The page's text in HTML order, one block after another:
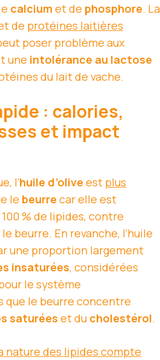
calcium et de phosphore. La
de protéines laitières
poser problème aux
une intolérance au lactose
du lait de vache.
: calories,
et impact
l’huile d’olive est plus
le beurre car elle est
% de lipides, contre
beurre. En revanche, l’huile
une proportion largement
insaturées, considérées
le système
que le beurre concentre
saturées et du cholestérol.
nature des lipides compte